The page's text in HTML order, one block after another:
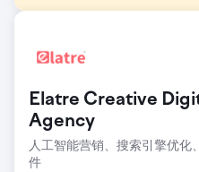
客户的网站在行业关键词排名
低，加载时间缓慢，内容过
其微。
解决方案
我们进行了全面的 SEO 改革
(GEO)，发布了高权威的买家
Elatre Creative
Agency
人工智能营销、搜索引擎优
件